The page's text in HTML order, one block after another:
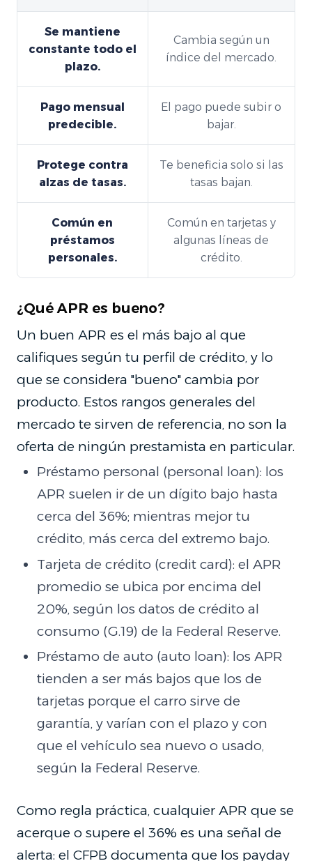
Se mantiene
constante todo el
plazo.
Cambia según un
índice del mercado.
Pago mensual
predecible.
El pago puede subir o
bajar.
Protege contra
alzas de tasas.
Te beneficia solo si las
tasas bajan.
Común en
préstamos
personales.
Común en tarjetas y
algunas líneas de
crédito.
¿Qué APR es bueno?
Un buen APR es el más bajo al que
califiques según tu perfil de crédito, y lo
que se considera "bueno" cambia por
producto. Estos rangos generales del
mercado te sirven de referencia, no son la
oferta de ningún prestamista en particular.
Préstamo personal (personal loan): los
APR suelen ir de un dígito bajo hasta
cerca del 36%; mientras mejor tu
crédito, más cerca del extremo bajo.
Tarjeta de crédito (credit card): el APR
promedio se ubica por encima del
20%, según los datos de crédito al
consumo (G.19) de la Federal Reserve.
Préstamo de auto (auto loan): los APR
tienden a ser más bajos que los de
tarjetas porque el carro sirve de
garantía, y varían con el plazo y con
que el vehículo sea nuevo o usado,
según la Federal Reserve.
Como regla práctica, cualquier APR que se
acerque o supere el 36% es una señal de
alerta: el CFPB documenta que los payday